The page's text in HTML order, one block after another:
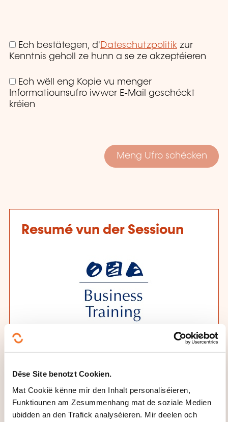
Dëse Site benotzt Cookien.
Mat Cookië kënne mir den Inhalt personaliséieren,
Funktiounen am Zesummenhang mat de soziale Medien
ubidden an den Trafick analyséieren. Mir deelen och
Ech bestätegen, d'Dateschutzpolitik zur
Kenntnis geholl ze hunn a se ze akzeptéieren
Ech wëll eng Kopie vu menger
Informatiounsufro iwwer E-Mail geschéckt
kréien
Resumé vun der Sessioun
Formatiounsinstitut
Business Training Luxembourg
Datum an Dauer
21.09.2026 - 1 Dag(Deeg)